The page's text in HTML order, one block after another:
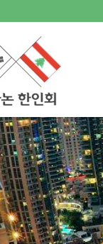
치북5
케치북5
치북5
케치북5